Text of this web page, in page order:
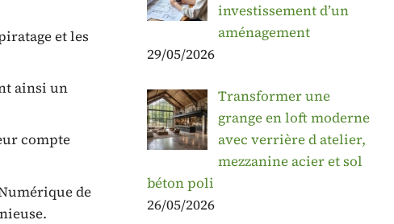
et les
ainsi un
compte
de
investissement d’un
aménagement
29/05/2026
Transformer une
grange en loft moderne
avec verrière d atelier,
mezzanine acier et sol
béton poli
26/05/2026